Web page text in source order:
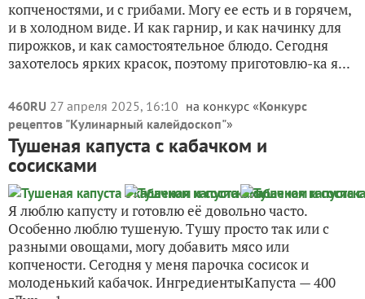
копченостями, и с грибами. Могу ее есть и в горячем,
и в холодном виде. И как гарнир, и как начинку для
пирожков, и как самостоятельное блюдо. Сегодня
захотелось ярких красок, поэтому приготовлю-ка я...
460RU 27 апреля 2025, 16:10 на конкурс «Конкурс
рецептов "Кулинарный калейдоскоп"»
Тушеная капуста с кабачком и
сосисками
Я люблю капусту и готовлю её довольно часто.
Особенно люблю тушеную. Тушу просто так или с
разными овощами, могу добавить мясо или
копчености. Сегодня у меня парочка сосисок и
молоденький кабачок. ИнгредиентыКапуста — 400